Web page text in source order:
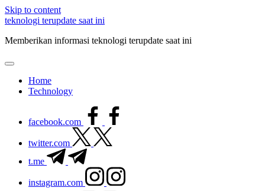
Skip to content
teknologi terupdate saat ini
Memberikan informasi teknologi terupdate saat ini
Home
Technology
facebook.com
twitter.com
t.me
instagram.com